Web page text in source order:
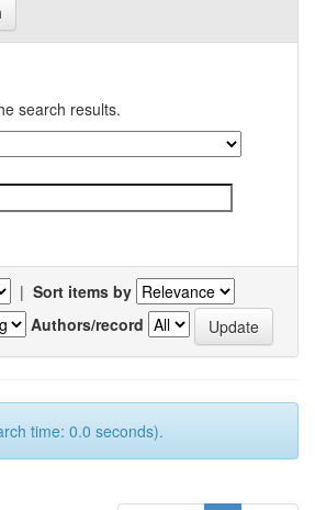
search results.
| Sort items by
Authors/record
time: 0.0 seconds).